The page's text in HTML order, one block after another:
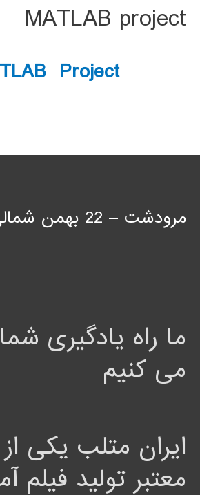
MATLAB project
Project
مرودشت – 22 بهمن شمالی
ما راه یادگیری
می کنیم
ایران متلب یکی
معتبر تولید فیلم